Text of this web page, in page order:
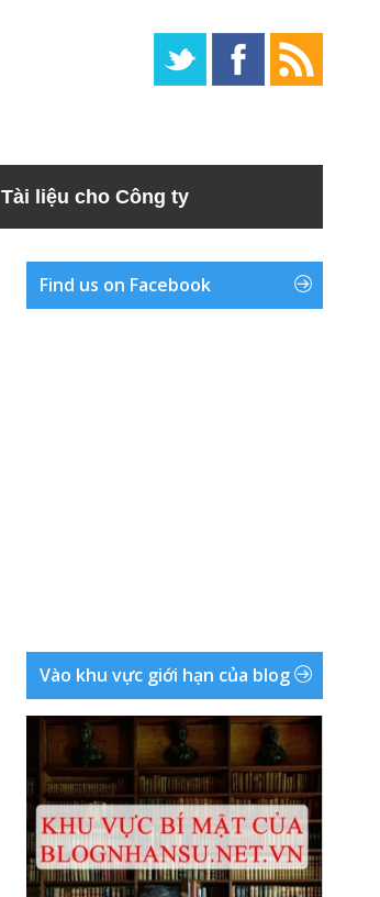
Tài liệu cho Công ty
Find us on Facebook
Vào khu vực giới hạn của blog